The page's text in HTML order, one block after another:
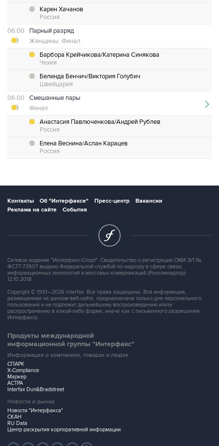
Карен Хачанов
Россия
06:00
Парный разряд
Женщины. Финал
Барбора Крейчикова/Катерина Синякова
Чехия
Белинда Бенчич/Виктория Голубич
Швейцария
06:00
Смешанные пары
Финал
Анастасия Павлюченкова/Андрей Рублев
Россия
Елена Веснина/Аслан Карацев
Россия
Контакты Об "Интерфаксе" Пресс-центр
Вакансии
Реклама на сайте
События
Сетевое издание "Интерфакс-Спорт". Свидетельство о регистрации СМИ ЭЛ №
ФС77-73907 выдано Федеральной службой по надзору в сфере связи,
информационных технологий и массовых коммуникаций (Роскомнадзор)
12.10.2018.
Copyright © 1991—2026 Interfax. Все права защищены. Вся информация,
размещенная на данном веб-сайте, предназначена только для персонального
пользования и не подлежит дальнейшему воспроизведению и/или
распространению в какой-либо форме, иначе как с письменного разрешения
Интерфакса.
Продукты международной
информационной группы "Интерфакс"
Информация о компаниях, товарах и людях
СПАРК
X-Compliance
Маркер
АСТРА
Interfax Dun&Bradstreet
Новости и рынки
Новости "Интерфакса"
СКАН
RU Data
Центр раскрытия корпоративной информации